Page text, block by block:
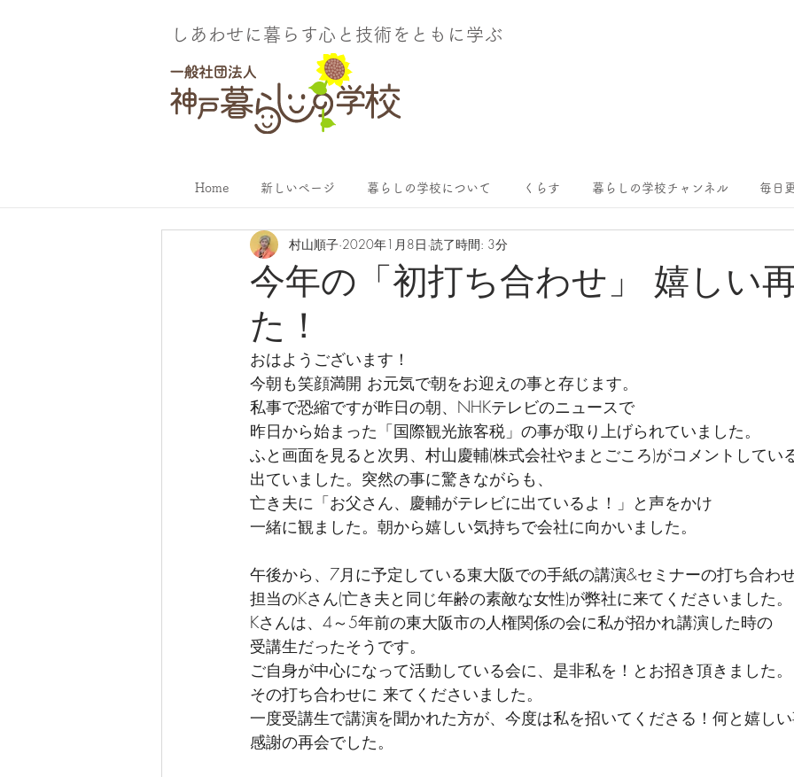
しあわせに暮らす​心と技術をともに学ぶ
Home 新しいページ 暮らしの学校について くらす 暮らしの学校チャンネル 毎日
今年の「初打ち合わせ」 嬉しい
た！
村山順子 2020年1月8日 読了時間: 3分
おはようございます！
今朝も笑顔満開 お元気で朝をお迎えの事と存じます。
私事で恐縮ですが昨日の朝、NHKテレビのニュースで
昨日から始まった「国際観光旅客税」の事が取り上げられていました。
ふと画面を見ると次男、村山慶輔(株式会社やまとごころ)がコメントしてい
出ていました。突然の事に驚きながらも、
亡き夫に「お父さん、慶輔がテレビに出ているよ！」と声をかけ
一緒に観ました。朝から嬉しい気持ちで会社に向かいました。
午後から、7月に予定している東大阪での手紙の講演&セミナーの打ち合わ
担当のKさん(亡き夫と同じ年齢の素敵な女性)が弊社に来てくださいました。
Kさんは、4～5年前の東大阪市の人権関係の会に私が招かれ講演した時の
受講生だったそうです。
ご自身が中心になって活動している会に、是非私を！とお招き頂きました。
その打ち合わせに 来てくださいました。
一度受講生で講演を聞かれた方が、今度は私を招いてくださる！何と嬉しい
感謝の再会でした。